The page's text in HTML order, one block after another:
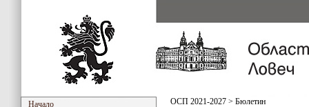
Начало
ОСП 2021-2027 > Бюлетин